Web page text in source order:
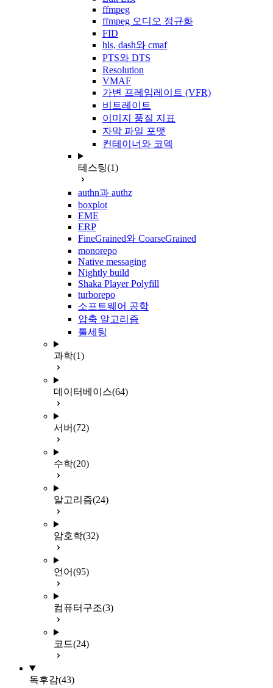
ffmpeg
ffmpeg 오디오 정규화
FID
hls, dash와 cmaf
PTS와 DTS
Resolution
VMAF
가변 프레임레이트 (VFR)
비트레이트
이미지 품질 지표
자막 파일 포맷
컨테이너와 코덱
테스팅(1)
authn과 authz
boxplot
EME
ERP
FineGrained와 CoarseGrained
monorepo
Native messaging
Nightly build
Shaka Player Polyfill
turborepo
소프트웨어 공학
압축 알고리즘
툴세팅
과학(1)
데이터베이스(64)
서버(72)
수학(20)
알고리즘(24)
암호학(32)
언어(95)
컴퓨터구조(3)
코드(24)
독후감(43)